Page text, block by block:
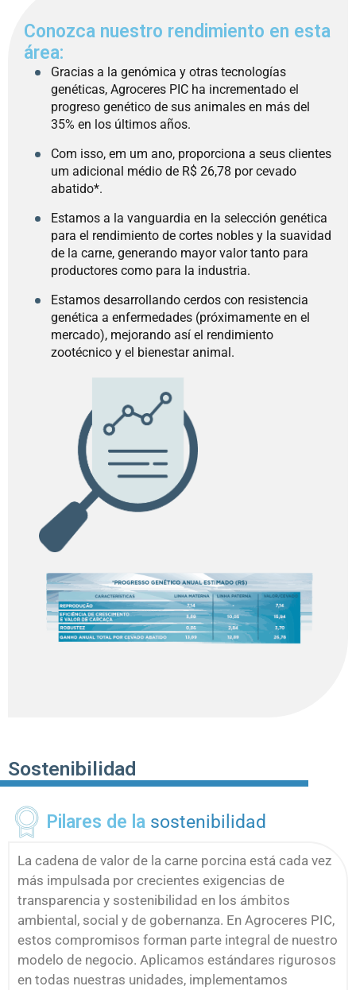
Conozca nuestro rendimiento en esta
área:
Gracias a la genómica y otras tecnologías
genéticas, Agroceres PIC ha incrementado el
progreso genético de sus animales en más del
35% en los últimos años.
Com isso, em um ano, proporciona a seus clientes
um adicional médio de R$ 26,78 por cevado
abatido*.
Estamos a la vanguardia en la selección genética
para el rendimiento de cortes nobles y la suavidad
de la carne, generando mayor valor tanto para
productores como para la industria.
Estamos desarrollando cerdos con resistencia
genética a enfermedades (próximamente en el
mercado), mejorando así el rendimiento
zootécnico y el bienestar animal.
Sostenibilidad
Pilares de la sostenibilidad
La cadena de valor de la carne porcina está cada vez
más impulsada por crecientes exigencias de
transparencia y sostenibilidad en los ámbitos
ambiental, social y de gobernanza. En Agroceres PIC,
estos compromisos forman parte integral de nuestro
modelo de negocio. Aplicamos estándares rigurosos
en todas nuestras unidades, implementamos